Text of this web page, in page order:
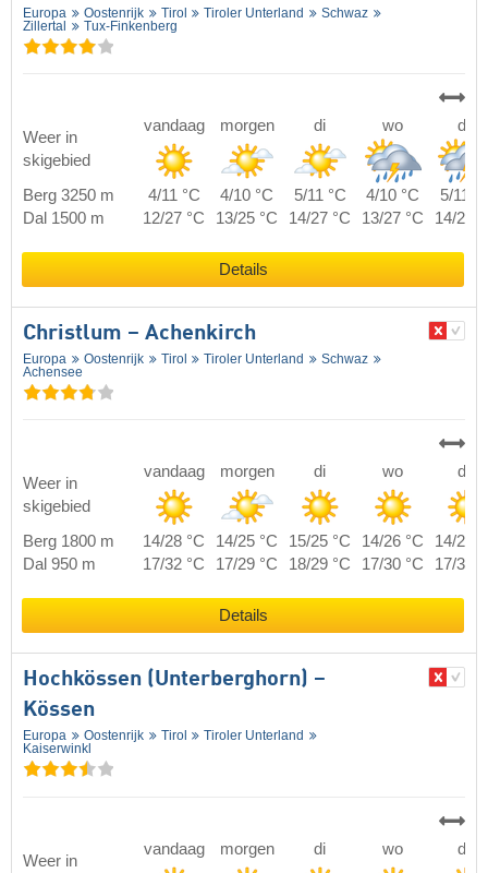
Europa Oostenrijk Tirol Tiroler Unterland
Schwaz
Zillertal
Tux-Finkenberg
Weer in
skigebied
vandaag morgen di wo do
Berg 3250 m 4/11 °C 4/10 °C 5/11 °C 4/10 °C
5/11
Dal 1500 m
12/27 °C 13/25 °C 14/27 °C 13/27 °C 14/26
Details
Christlum – Achenkirch
Europa Oostenrijk Tirol Tiroler Unterland
Schwaz
Achensee
Weer in
skigebied
vandaag morgen di wo do
Berg 1800 m 14/28 °C 14/25 °C 15/25 °C 14/26 °C
14/26
Dal 950 m
17/32 °C 17/29 °C 18/29 °C 17/30 °C 17/30
Details
Hochkössen (Unterberghorn) –
Kössen
Europa Oostenrijk Tirol
Tiroler Unterland
Kaiserwinkl
Weer in
vandaag morgen di wo do